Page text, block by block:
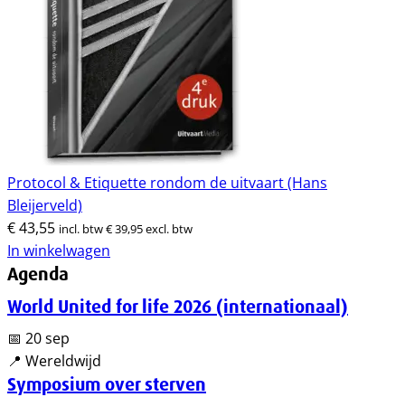
Protocol & Etiquette rondom de uitvaart (Hans
Bleijerveld)
€43,55 incl. btw€39,95excl. btw
In winkelwagen
Agenda
World United for life 2026 (internationaal)
📅 20 sep
📍 Wereldwijd
Symposium over sterven